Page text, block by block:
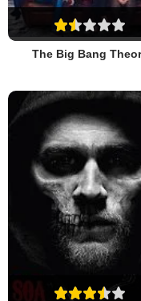
The Big Bang